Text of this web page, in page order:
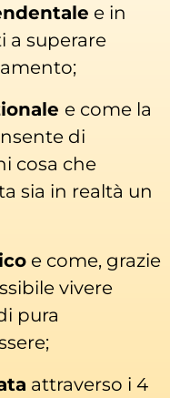
e in
a superare
e come la
di
cosa che
sia in realtà un
e come, grazie
vivere
pura
attraverso i 4